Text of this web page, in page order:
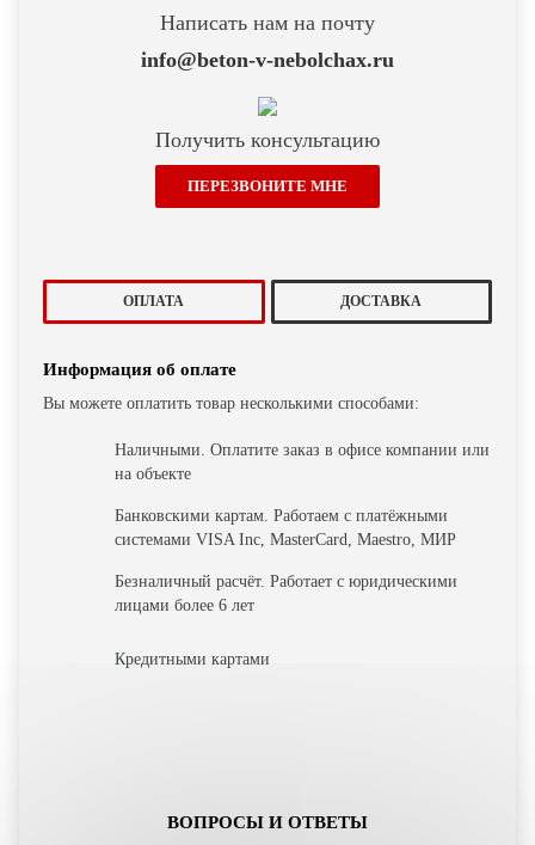
Написать нам на почту
info@beton-v-nebolchax.ru
Получить консультацию
ПЕРЕЗВОНИТЕ МНЕ
ОПЛАТА ДОСТАВКА
Информация об оплате
Вы можете оплатить товар несколькими способами:
Наличными. Оплатите заказ в офисе компании или
на объекте
Банковскими картам. Работаем с платёжными
системами VISA Inc, MasterCard, Maestro, МИР
Безналичный расчёт. Работает с юридическими
лицами более 6 лет
Кредитными картами
ВОПРОСЫ И ОТВЕТЫ